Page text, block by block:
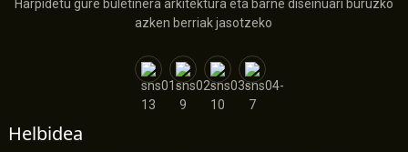
Harpidetu gure buletinera arkitektura eta barne diseinuari buruzko
azken berriak jasotzeko
Helbidea